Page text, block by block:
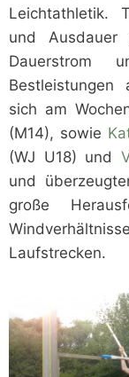
Leichtathletik.
und
Dauerstrom
Bestleistungen
sich am
(M14), sowie
(WJ U18) und
und
große
Laufstrecken.